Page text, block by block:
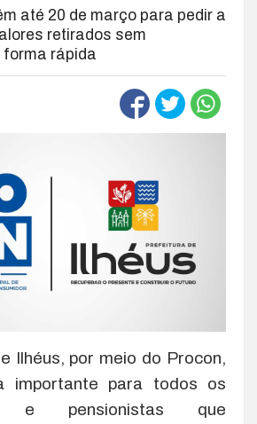
até 20 de março para pedir a
retirados sem
rápida
Ilhéus, por meio do Procon,
importante para todos os
e pensionistas que